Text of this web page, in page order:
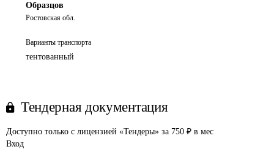
Образцов
Ростовская обл.
Варианты транспорта
тентованный
Тендерная документация
Доступно только с лицензией «Тендеры» за 750 ₽ в мес
Вход